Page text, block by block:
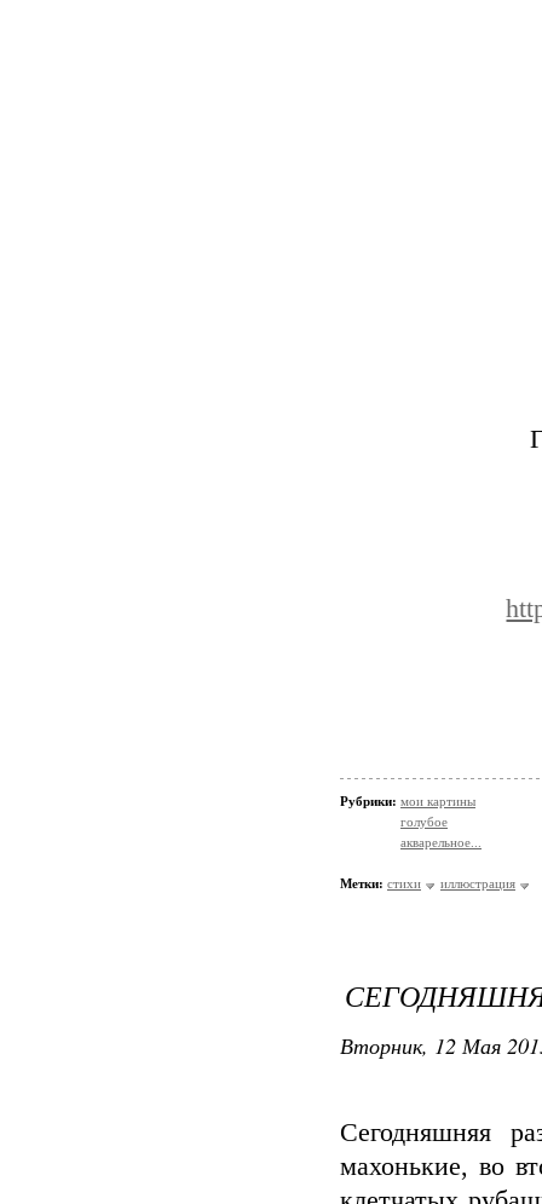
Рубрики: мои картины
голубое
акварельное...
Метки: стихи иллюстрация
Вторник, 12 Мая
Сегодняшняя
махонькие, во